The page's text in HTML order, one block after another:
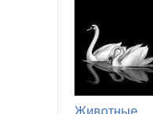
Животные